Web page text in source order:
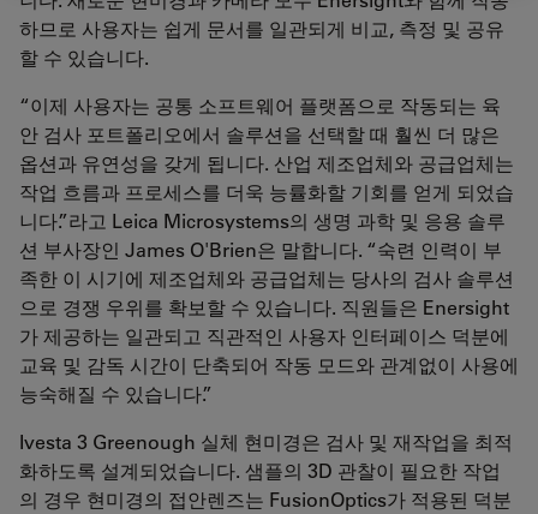
하므로 사용자는 쉽게 문서를 일관되게 비교, 측정 및 공유
할 수 있습니다.
“이제 사용자는 공통 소프트웨어 플랫폼으로 작동되는 육
안 검사 포트폴리오에서 솔루션을 선택할 때 훨씬 더 많은
옵션과 유연성을 갖게 됩니다. 산업 제조업체와 공급업체는
작업 흐름과 프로세스를 더욱 능률화할 기회를 얻게 되었습
니다.”라고 Leica Microsystems의 생명 과학 및 응용 솔루
션 부사장인 James O'Brien은 말합니다. “숙련 인력이 부
족한 이 시기에 제조업체와 공급업체는 당사의 검사 솔루션
으로 경쟁 우위를 확보할 수 있습니다. 직원들은 Enersight
가 제공하는 일관되고 직관적인 사용자 인터페이스 덕분에
교육 및 감독 시간이 단축되어 작동 모드와 관계없이 사용에
능숙해질 수 있습니다.”
Ivesta 3 Greenough 실체 현미경은 검사 및 재작업을 최적
화하도록 설계되었습니다. 샘플의 3D 관찰이 필요한 작업
의 경우 현미경의 접안렌즈는 FusionOptics가 적용된 덕분